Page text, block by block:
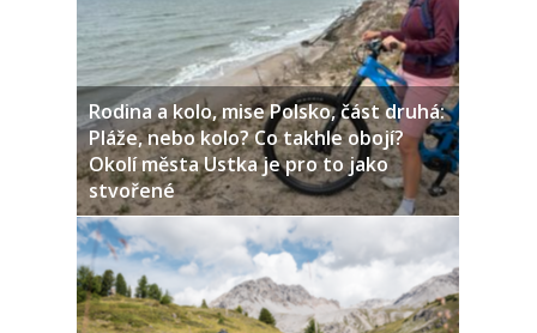
Rodina a kolo, mise Polsko, část druhá:
Pláže, nebo kolo? Co takhle obojí?
Okolí města Ustka je pro to jako
stvořené